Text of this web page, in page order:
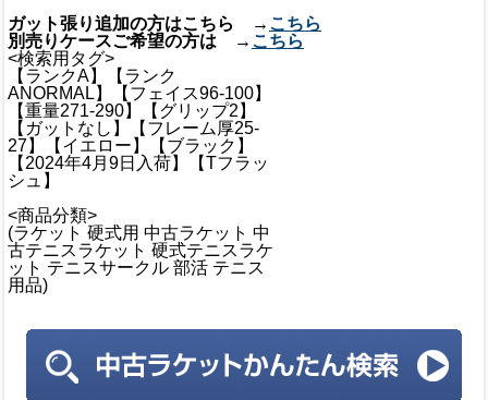
ガット張り追加の方はこちら → こちら
別売りケースご希望の方は → こちら
<検索用タグ>
【ランクA】【ランク
ANORMAL】【フェイス96-100】
【重量271-290】【グリップ2】
【ガットなし】【フレーム厚25-
27】【イエロー】【ブラック】
【2024年4月9日入荷】【Tフラッ
シュ】
<商品分類>
(ラケット 硬式用 中古ラケット 中
古テニスラケット 硬式テニスラケ
ット テニスサークル 部活 テニス
用品)